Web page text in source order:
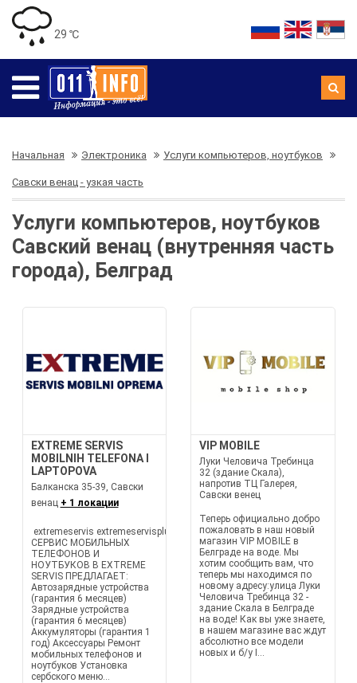
29 ℃
Начальная Электроника Услуги компьютеров, ноутбуков
Савски венац - узкая часть
Услуги компьютеров, ноутбуков
Савский венац (внутренняя часть
города), Белград
EXTREME SERVIS
MOBILNIH TELEFONA I
LAPTOPOVA
Балканска 35-39, Савски
венац + 1 локации
extremeservis extremeservisplus
СЕРВИС МОБИЛЬНЫХ
ТЕЛЕФОНОВ И
НОУТБУКОВ В EXTREME
SERVIS ПРЕДЛАГАЕТ:
Автозарядные устройства
(гарантия 6 месяцев)
Зарядные устройства
(гарантия 6 месяцев)
Аккумуляторы (гарантия 1
год) Аксессуары Ремонт
мобильных телефонов и
ноутбуков Установка
сербского меню...
VIP MOBILE
Луки Человича Требинца
32 (здание Скала),
напротив ТЦ Галерея,
Савски венец
Теперь официально добро
пожаловать в наш новый
магазин VIP MOBILE в
Белграде на воде. Мы
хотим сообщить вам, что
теперь мы находимся по
новому адресу:улица Луки
Человича Требинца 32 -
здание Скала в Белграде
на воде! Как вы уже знаете,
в нашем магазине вас ждут
абсолютно все модели
новых и б/у I...